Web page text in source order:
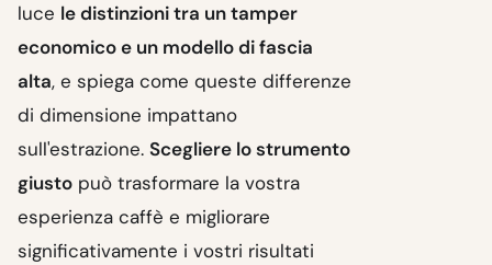
luce le distinzioni tra un tamper
economico e un modello di fascia
alta, e spiega come queste differenze
di dimensione impattano
sull'estrazione. Scegliere lo strumento
giusto può trasformare la vostra
esperienza caffè e migliorare
significativamente i vostri risultati